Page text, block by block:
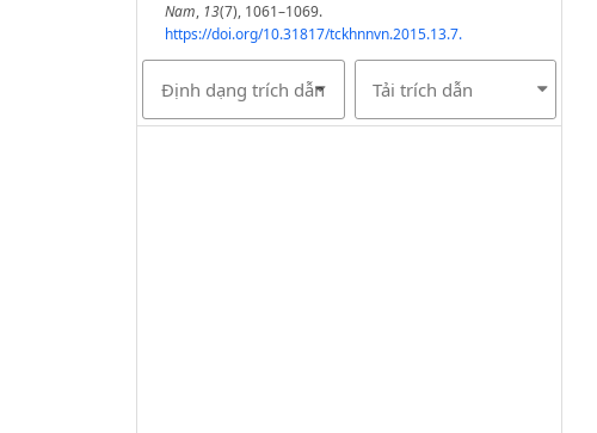
Nam, 13(7), 1061–1069.
https://doi.org/10.31817/tckhnnvn.2015.13.7.
Định dạng trích dẫn Tải trích dẫn